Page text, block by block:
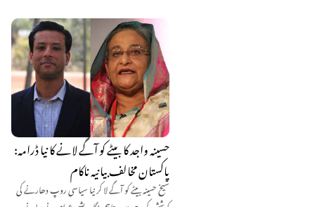
حسینہ واجد کا بیٹے کو آگے لانے کا نیا ڈرامہ:
پاکستان مخالف بیانیہ ناکام
شیخ حسینہ بیٹے کو آگے لا کر نیا سیاسی روپ دھارنے کی